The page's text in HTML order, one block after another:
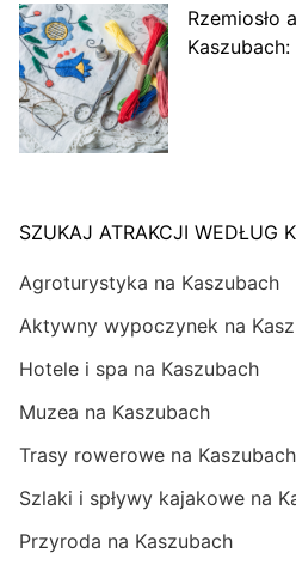
Rzemiosło
SZUKAJ ATRAKCJI WEDŁUG
Agroturystyka na Kaszubach
Aktywny wypoczynek na
Hotele i spa na Kaszubach
Muzea na Kaszubach
Trasy rowerowe na Kaszubach
Szlaki i spływy kajakowe na
Przyroda na Kaszubach